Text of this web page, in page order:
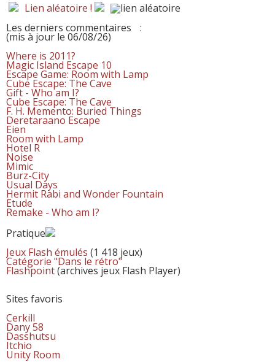
Lien aléatoire !
Les derniers commentaires
:
(mis à jour le 06/08/26)
Where is 2011?
Magic Island Escape 10
Escape Game: Room with Lamp
Cube Escape: The Cave
Gift - Who am I?
Cube Escape: The Cave
F. H. Memento: Buried Things
Deretaraano Escape
Eien
Room with Lamp
Hotel R
Noise
Mimic
Burz-City
Usual Days
Hermit Rabi and Wonder Fountain
Etude
Remake - Who am I?
Pratique
Jeux Flash émulés (1 418 jeux)
Catégorie "Dans le rétro"
Flashpoint(archives jeux Flash Player)
Sites favoris
Cerkill
Dany 58
Dasshutsu
Itchio
Unity Room